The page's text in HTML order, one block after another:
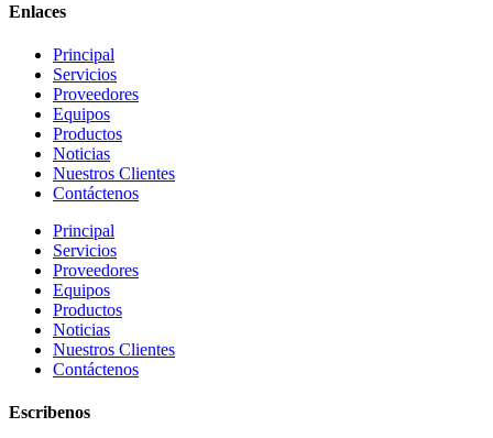
Enlaces
Principal
Servicios
Proveedores
Equipos
Productos
Noticias
Nuestros Clientes
Contáctenos
Principal
Servicios
Proveedores
Equipos
Productos
Noticias
Nuestros Clientes
Contáctenos
Escribenos